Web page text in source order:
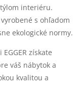
interiéru.
vyrobené s ohľadom
ekologické normy.
získate
váš nábytok a
kvalitou a